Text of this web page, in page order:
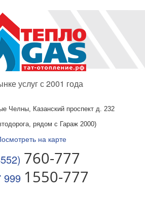
услуг с 2001 года
Челны, Казанский проспект д. 232
рядом с Гараж 2000)
на карте
760-777
999 1550-777